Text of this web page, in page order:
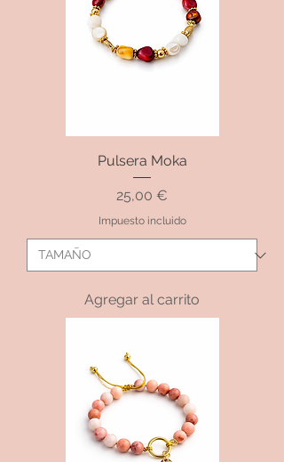
Pulsera Moka
Precio
25,00 €
Impuesto incluido
Agregar al carrito